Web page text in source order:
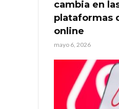
cambia en
plataformas
online
mayo 6, 2026